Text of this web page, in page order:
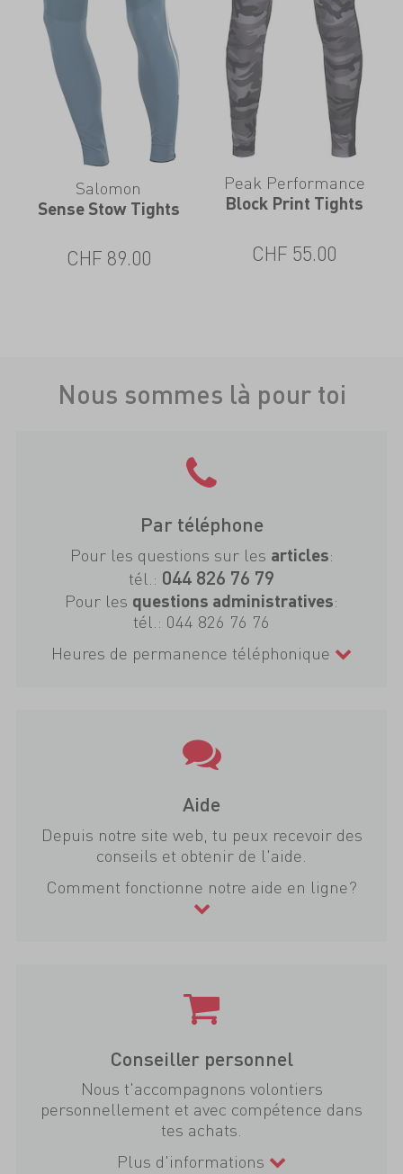
Salomon
Sense Stow Tights
CHF 89.00
Peak Performance
Block Print Tights
CHF 55.00
Nous sommes là pour toi
Par téléphone
Pour les questions sur les articles:
tél.: 044 826 76 79
Pour les questions administratives:
tél.: 044 826 76 76
Heures de permanence téléphonique
Aide
Depuis notre site web, tu peux recevoir des
conseils et obtenir de l'aide.
Comment fonctionne notre aide en ligne?
Conseiller personnel
Nous t'accompagnons volontiers
personnellement et avec compétence dans
tes achats.
Plus d'informations